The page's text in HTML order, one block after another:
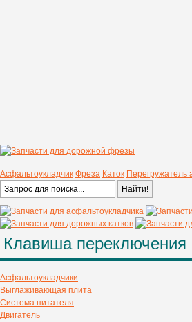
Асфальтоукладчик Фреза Каток Перегружатель
Клавиша переключения
Асфальтоукладчики
Выглаживающая плита
Система питателя
Двигатель